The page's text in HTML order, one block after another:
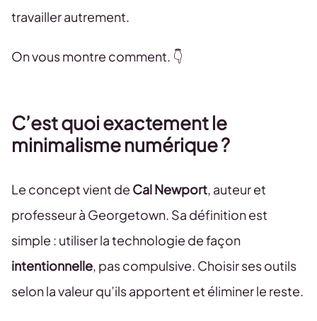
travailler autrement.
On vous montre comment. 👇
C’est quoi exactement le
minimalisme numérique ?
Le concept vient de Cal Newport, auteur et
professeur à Georgetown. Sa définition est
simple : utiliser la technologie de façon
intentionnelle, pas compulsive. Choisir ses outils
selon la valeur qu’ils apportent et éliminer le reste.